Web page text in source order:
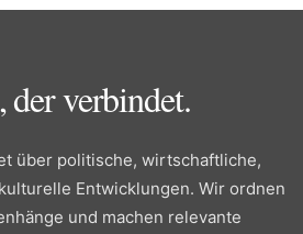
der verbindet.
über politische, wirtschaftliche,
Entwicklungen. Wir ordnen
und machen relevante